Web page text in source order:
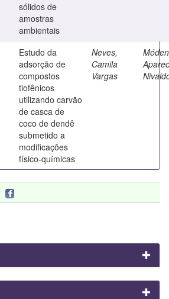
sólidos de
amostras
ambientais
Estudo da
adsorção de
compostos
tiofênicos
utilizando carvão
de casca de
coco de dendê
submetido a
modificações
físico-químicas
Neves,
Camila
Vargas